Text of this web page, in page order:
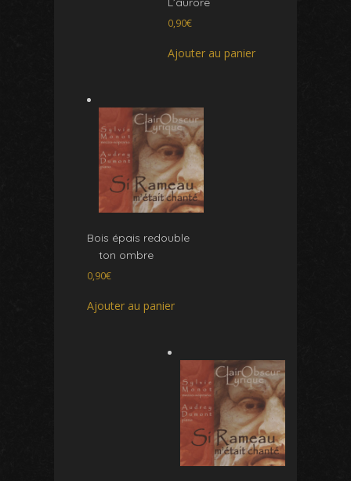
0,90€
Ajouter au panier
Bois épais redouble
ton ombre
0,90€
Ajouter au panier